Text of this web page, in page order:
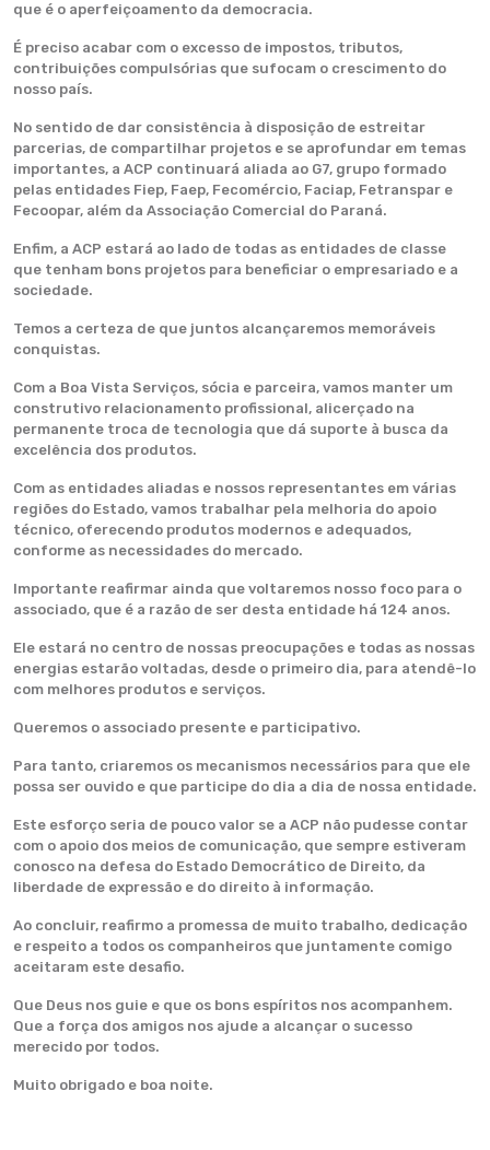
que é o aperfeiçoamento da democracia.
É preciso acabar com o excesso de impostos, tributos,
contribuições compulsórias que sufocam o crescimento do
nosso país.
No sentido de dar consistência à disposição de estreitar
parcerias, de compartilhar projetos e se aprofundar em temas
importantes, a ACP continuará aliada ao G7, grupo formado
pelas entidades Fiep, Faep, Fecomércio, Faciap, Fetranspar e
Fecoopar, além da Associação Comercial do Paraná.
Enfim, a ACP estará ao lado de todas as entidades de classe
que tenham bons projetos para beneficiar o empresariado e a
sociedade.
Temos a certeza de que juntos alcançaremos memoráveis
conquistas.
Com a Boa Vista Serviços, sócia e parceira, vamos manter um
construtivo relacionamento profissional, alicerçado na
permanente troca de tecnologia que dá suporte à busca da
excelência dos produtos.
Com as entidades aliadas e nossos representantes em várias
regiões do Estado, vamos trabalhar pela melhoria do apoio
técnico, oferecendo produtos modernos e adequados,
conforme as necessidades do mercado.
Importante reafirmar ainda que voltaremos nosso foco para o
associado, que é a razão de ser desta entidade há 124 anos.
Ele estará no centro de nossas preocupações e todas as nossas
energias estarão voltadas, desde o primeiro dia, para atendê-lo
com melhores produtos e serviços.
Queremos o associado presente e participativo.
Para tanto, criaremos os mecanismos necessários para que ele
possa ser ouvido e que participe do dia a dia de nossa entidade.
Este esforço seria de pouco valor se a ACP não pudesse contar
com o apoio dos meios de comunicação, que sempre estiveram
conosco na defesa do Estado Democrático de Direito, da
liberdade de expressão e do direito à informação.
Ao concluir, reafirmo a promessa de muito trabalho, dedicação
e respeito a todos os companheiros que juntamente comigo
aceitaram este desafio.
Que Deus nos guie e que os bons espíritos nos acompanhem.
Que a força dos amigos nos ajude a alcançar o sucesso
merecido por todos.
Muito obrigado e boa noite.